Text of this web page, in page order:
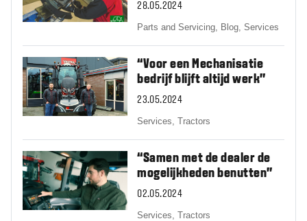
28.05.2024
Parts and Servicing, Blog,Services
“Voor een Mechanisatie
bedrijf blijft altijd werk”
23.05.2024
Services,Tractors
“Samen met de dealer de
mogelijkheden benutten”
02.05.2024
Services,Tractors